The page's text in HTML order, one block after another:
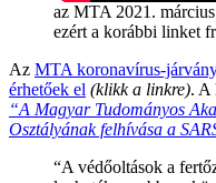
az MTA 2021.
ezért a korábbi linket
Az MTA koronavírus-
érhetőek el (klikk a linkre). A
“A Magyar Tudományos
Osztályának felhívása a
“A védőoltások a